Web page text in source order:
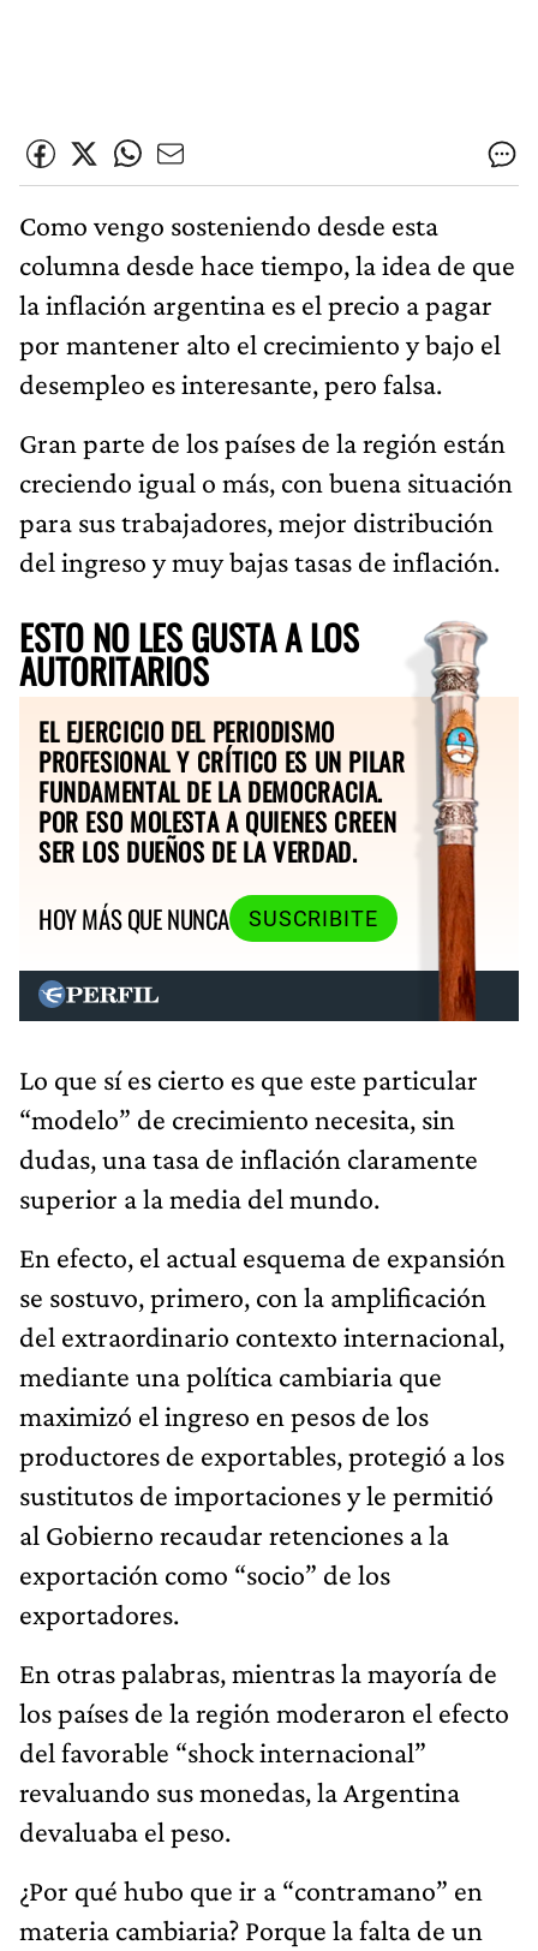
Como vengo sosteniendo desde esta
columna desde hace tiempo, la idea de que
la inflación argentina es el precio a pagar
por mantener alto el crecimiento y bajo el
desempleo es interesante, pero falsa.
Gran parte de los países de la región están
creciendo igual o más, con buena situación
para sus trabajadores, mejor distribución
del ingreso y muy bajas tasas de inflación.
ESTO NO LES GUSTA A LOS
AUTORITARIOS
EL EJERCICIO DEL PERIODISMO
PROFESIONAL Y CRÍTICO ES UN PILAR
FUNDAMENTAL DE LA DEMOCRACIA.
POR ESO MOLESTA A QUIENES CREEN
SER LOS DUEÑOS DE LA VERDAD.
HOY MÁS QUE NUNCA
SUSCRIBITE
Lo que sí es cierto es que este particular
“modelo” de crecimiento necesita, sin
dudas, una tasa de inflación claramente
superior a la media del mundo.
En efecto, el actual esquema de expansión
se sostuvo, primero, con la amplificación
del extraordinario contexto internacional,
mediante una política cambiaria que
maximizó el ingreso en pesos de los
productores de exportables, protegió a los
sustitutos de importaciones y le permitió
al Gobierno recaudar retenciones a la
exportación como “socio” de los
exportadores.
En otras palabras, mientras la mayoría de
los países de la región moderaron el efecto
del favorable “shock internacional”
revaluando sus monedas, la Argentina
devaluaba el peso.
¿Por qué hubo que ir a “contramano” en
materia cambiaria? Porque la falta de un